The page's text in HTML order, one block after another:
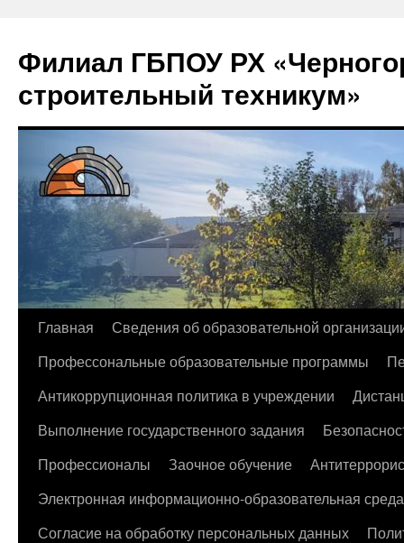
Филиал ГБПОУ РХ
строительный техникум»
Перейти
содержимому
Главная
Сведения об образовательной
Профессональные образовательные программы
Антикоррупционная политика в учреждении
Выполнение государственного задания
Профессионалы
Заочное обучение
Электронная информационно-образовательная среда
Согласие на обработку персональных данных